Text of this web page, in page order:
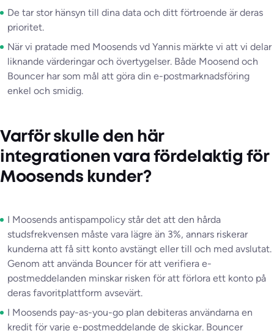
De tar stor hänsyn till dina data och ditt förtroende är deras
prioritet.
När vi pratade med Moosends vd Yannis märkte vi att vi delar
liknande värderingar och övertygelser. Både Moosend och
Bouncer har som mål att göra din e-postmarknadsföring
enkel och smidig.
Varför skulle den här
integrationen vara fördelaktig för
Moosends kunder?
I Moosends antispampolicy står det att den hårda
studsfrekvensen måste vara lägre än 3%, annars riskerar
kunderna att få sitt konto avstängt eller till och med avslutat.
Genom att använda Bouncer för att verifiera e-
postmeddelanden minskar risken för att förlora ett konto på
deras favoritplattform avsevärt.
I Moosends pay-as-you-go plan debiteras användarna en
kredit för varje e-postmeddelande de skickar. Bouncer